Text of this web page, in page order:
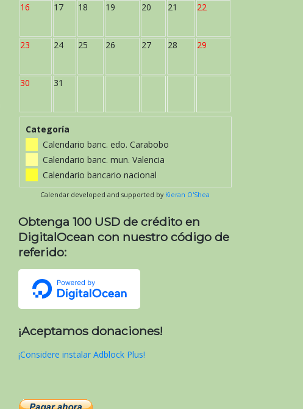
16 17 18 19 20 21 22
23 24 25 26 27 28 29
30 31
Categoría
Calendario banc. edo. Carabobo
Calendario banc. mun. Valencia
Calendario bancario nacional
Calendar developed and supported by Kieran O'Shea
Obtenga 100 USD de crédito en
DigitalOcean con nuestro código de
referido:
¡Aceptamos donaciones!
¡Considere instalar Adblock Plus!